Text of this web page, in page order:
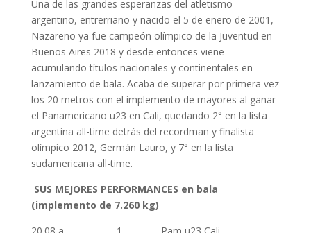
Una de las grandes esperanzas del atletismo
argentino, entrerriano y nacido el 5 de enero de 2001,
Nazareno ya fue campeón olímpico de la Juventud en
Buenos Aires 2018 y desde entonces viene
acumulando títulos nacionales y continentales en
lanzamiento de bala. Acaba de superar por primera vez
los 20 metros con el implemento de mayores al ganar
el Panamericano u23 en Cali, quedando 2° en la lista
argentina all-time detrás del recordman y finalista
olímpico 2012, Germán Lauro, y 7° en la lista
sudamericana all-time.
SUS MEJORES PERFORMANCES en bala
(implemento de 7.260 kg)